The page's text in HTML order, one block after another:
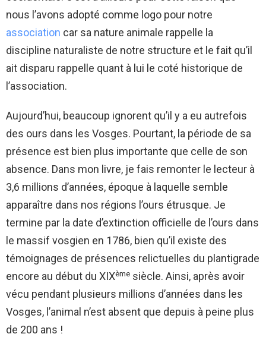
nous l’avons adopté comme logo pour notre
association car sa nature animale rappelle la
discipline naturaliste de notre structure et le fait qu’il
ait disparu rappelle quant à lui le coté historique de
l’association.
Aujourd’hui, beaucoup ignorent qu’il y a eu autrefois
des ours dans les Vosges. Pourtant, la période de sa
présence est bien plus importante que celle de son
absence. Dans mon livre, je fais remonter le lecteur à
3,6 millions d’années, époque à laquelle semble
apparaître dans nos régions l’ours étrusque. Je
termine par la date d’extinction officielle de l’ours dans
le massif vosgien en 1786, bien qu’il existe des
témoignages de présences relictuelles du plantigrade
encore au début du XIXème siècle. Ainsi, après avoir
vécu pendant plusieurs millions d’années dans les
Vosges, l’animal n’est absent que depuis à peine plus
de 200 ans !